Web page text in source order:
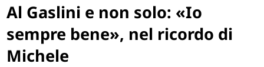
Al Gaslini e non solo: «Io
sempre bene», nel ricordo di
Michele